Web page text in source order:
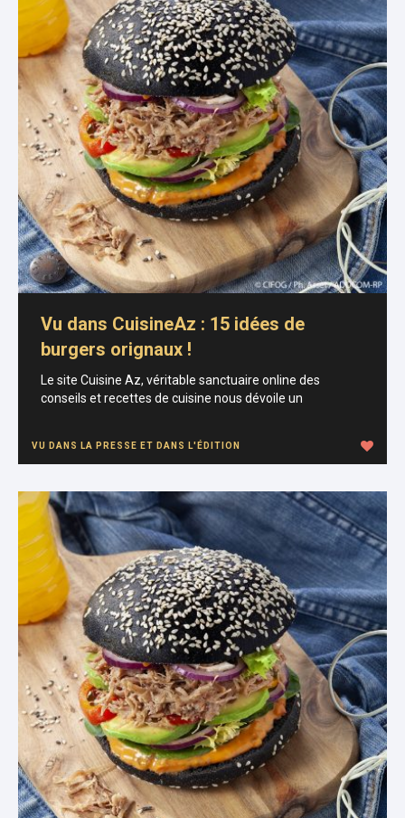
Vu dans CuisineAz : 15 idées de
burgers orignaux !
Le site Cuisine Az, véritable sanctuaire online des
conseils et recettes de cuisine nous dévoile un
VU DANS LA PRESSE ET DANS L'ÉDITION